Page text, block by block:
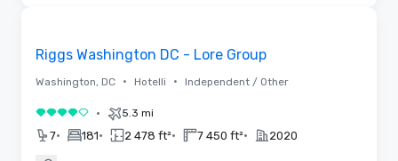
Riggs Washington DC - Lore Group
Washington, DC • Hotelli • Independent / Other
4 / 5 • 5.3 mi
7• 181• 2 478 ft²• 7 450 ft²• 2020